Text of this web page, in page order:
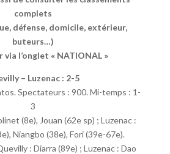
complets
défense, domicile, extérieur,
buteurs…)
via l’onglet « NATIONAL »
– Luzenac : 2-5
Spectateurs : 900. Mi-temps : 1-
3
(8e), Jouan (62e sp) ; Luzenac :
Niangbo (38e), Fori (39e-67e).
: Diarra (89e) ; Luzenac : Dao